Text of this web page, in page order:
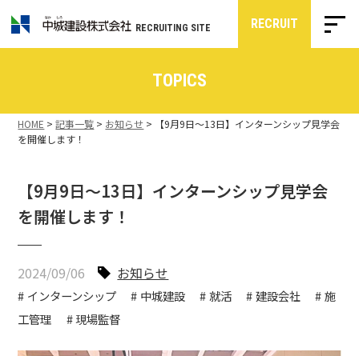
RECRUITING SITE RECRUIT
TOPICS
HOME >記事一覧 > お知らせ >
【9月9日～13日】インターンシップ見学会
を開催します！
【9月9日～13日】インターンシップ見学会
を開催します！
2024/09/06 お知らせ
インターンシップ 中城建設 就活 建設会社
施
工管理
現場監督